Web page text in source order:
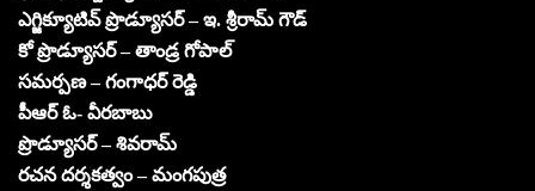
ఎగ్జిక్యూటివ్ ప్రొడ్యూసర్ – ఇ. శ్రీరామ్ గౌడ్
కో ప్రొడ్యూసర్ – తాండ్ర గోపాల్
సమర్పణ – గంగాధర్ రెడ్డి
పీఆర్ ఓ- వీరబాబు
ప్రొడ్యూసర్ – శివరామ్
రచన దర్శకత్వం – మంగపుత్ర